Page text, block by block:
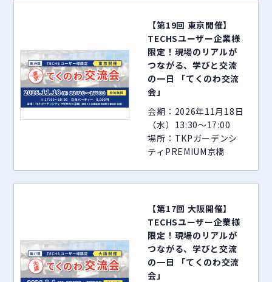
【第19回 東京開催】
TECHSユーザー企業様
限定！現場のリアルが
つながる、学びと交流
の一日 「てくのわ交流
会」
会期：2026年11月18日
（水）13:30～17:00
場所：TKPガーデンシ
ティPREMIUM京橋
【第17回 大阪開催】
TECHSユーザー企業様
限定！現場のリアルが
つながる、学びと交流
の一日 「てくのわ交流
会」